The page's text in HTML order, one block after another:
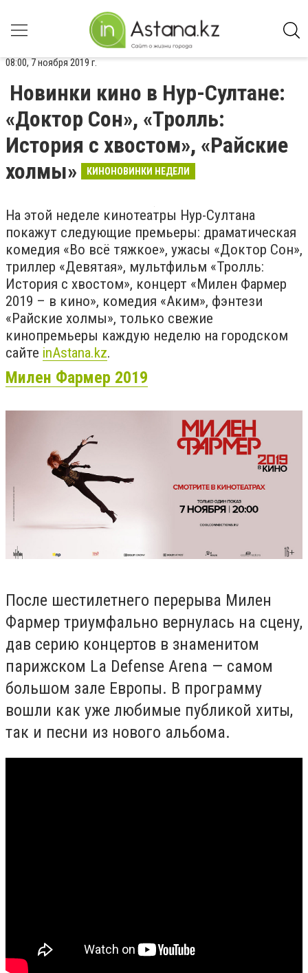
08:00, 7 ноября 2019 г.
Новинки кино в Нур-Султане:
«Доктор Сон», «Тролль:
История с хвостом», «Райские
холмы»
КИНОНОВИНКИ НЕДЕЛИ
На этой неделе кинотеатры Нур-Султана
покажут следующие премьеры: драматическая
комедия «Во всё тяжкое», ужасы «Доктор Сон»,
триллер «Девятая», мультфильм «Тролль:
История с хвостом», концерт «Милен Фармер
2019 – в кино», комедия «Аким», фэнтези
«Райские холмы», только свежие
кинопремьеры каждую неделю на городском
сайте inAstana.kz.
Милен Фармер 2019
После шестилетнего перерыва Милен
Фармер триумфально вернулась на сцену,
дав серию концертов в знаменитом
парижском La Defense Arena — самом
большом зале Европы. В программу
вошли как уже любимые публикой хиты,
так и песни из нового альбома.